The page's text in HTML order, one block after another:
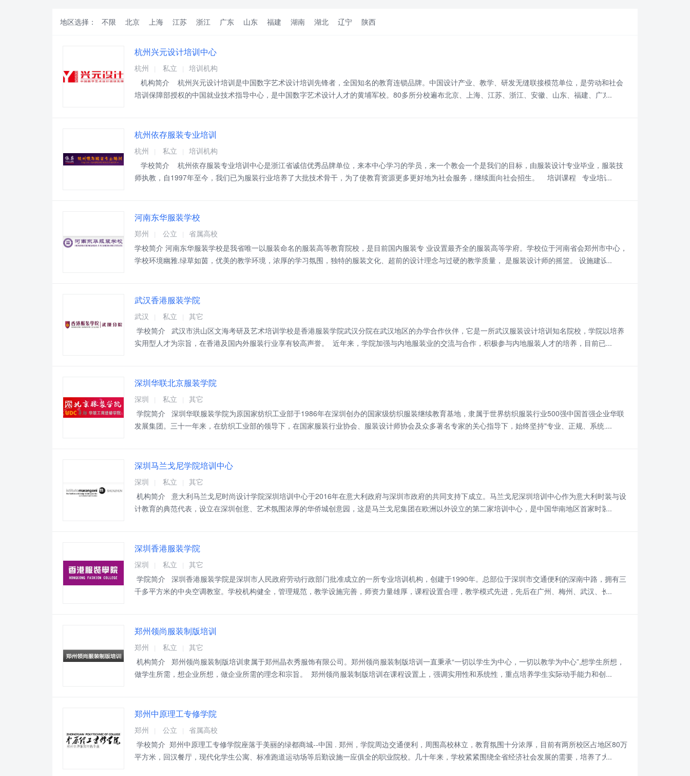
地区选择： 不限 北京 上海 江苏 浙江 广东 山东 福建 湖南 湖北 辽宁 陕西
杭州兴元设计培训中心
杭州 私立
培训机构
机构简介 杭州兴元设计培训是中国数字艺术设计培训先锋者，全国知名的教育连锁品牌。中国设计产业、教学、研发无缝联接模范单位，是劳动和社会
培训保障部授权的中国就业技术指导中心，是中国数字艺术设计人才的黄埔军校。80多所分校遍布北京、上海、江苏、浙江、安徽、山东、福建、广东等多
杭州依存服装专业培训
杭州 私立
培训机构
学校简介 杭州依存服装专业培训中心是浙江省诚信优秀品牌单位，来本中心学习的学员，来一个教会一个是我们的目标，由服装设计专业毕业，服装技
师执教，自1997年至今，我们已为服装行业培养了大批技术骨干，为了使教育资源更多更好地为社会服务，继续面向社会招生。 培训课程 专业培训服装
河南东华服装学校
郑州 公立
省属高校
学校简介 河南东华服装学校是我省唯一以服装命名的服装高等教育院校，是目前国内服装专 业设置最齐全的服装高等学府。学校位于河南省会郑州市中心，
学校环境幽雅.绿草如茵，优美的教学环境，浓厚的学习氛围，独特的服装文化、超前的设计理念与过硬的教学质量， 是服装设计师的摇篮。 设施建设 河南
武汉香港服装学院
武汉 私立
其它
学校简介 武汉市洪山区文海考研及艺术培训学校是香港服装学院武汉分院在武汉地区的办学合作伙伴，它是一所武汉服装设计培训知名院校，学院以培养
实用型人才为宗旨，在香港及国内外服装行业享有较高声誉。 近年来，学院加强与内地服装业的交流与合作，积极参与内地服装人才的培养，目前已在深
深圳华联北京服装学院
深圳 私立
其它
学院简介 深圳华联服装学院为原国家纺织工业部于1986年在深圳创办的国家级纺织服装继续教育基地，隶属于世界纺织服装行业500强中国首强企业华联
发展集团。三十一年来，在纺织工业部的领导下，在国家服装行业协会、服装设计师协会及众多著名专家的关心指导下，始终坚持"专业、正规、系统、实
深圳马兰戈尼学院培训中心
深圳 私立
其它
机构简介 意大利马兰戈尼时尚设计学院深圳培训中心于2016年在意大利政府与深圳市政府的共同支持下成立。马兰戈尼深圳培训中心作为意大利时装与设
计教育的典范代表，设立在深圳创意、艺术氛围浓厚的华侨城创意园，这是马兰戈尼集团在欧洲以外设立的第二家培训中心，是中国华南地区首家时装与设
深圳香港服装学院
深圳 私立
其它
学院简介 深圳香港服装学院是深圳市人民政府劳动行政部门批准成立的一所专业培训机构，创建于1990年。总部位于深圳市交通便利的深南中路，拥有三
千多平方米的中央空调教室。学校机构健全，管理规范，教学设施完善，师资力量雄厚，课程设置合理，教学模式先进，先后在广州、梅州、武汉、长沙等
郑州领尚服装制版培训
郑州 私立
其它
机构简介 郑州领尚服装制版培训隶属于郑州晶衣秀服饰有限公司。郑州领尚服装制版培训一直秉承“一切以学生为中心，一切以教学为中心”,想学生所想，
做学生所需，想企业所想，做企业所需的理念和宗旨。 郑州领尚服装制版培训在课程设置上，强调实用性和系统性，重点培养学生实际动手能力和创新能
郑州中原理工专修学院
郑州 公立
省属高校
学校简介 郑州中原理工专修学院座落于美丽的绿都商城--中国 . 郑州，学院周边交通便利，周围高校林立，教育氛围十分浓厚，目前有两所校区占地区80万
平方米，回汉餐厅，现代化学生公寓、标准跑道运动场等后勤设施一应俱全的职业院校。几十年来，学校紧紧围绕全省经济社会发展的需要，培养了大量的